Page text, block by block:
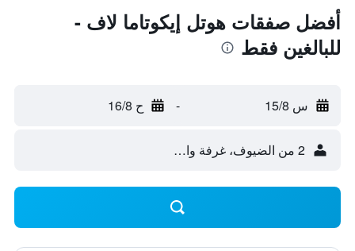
أفضل صفقات هوتل إيكوتاما لاف -
للبالغين فقط
س 15/8 - ح 16/8
2 من الضيوف، غرفة واحدة